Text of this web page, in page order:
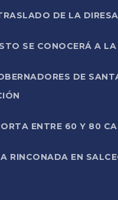
DE LA
SE CONOCERÁ A
DE
ENTRE 60 Y 80
RINCONADA EN